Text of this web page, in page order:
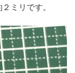
ミリです。